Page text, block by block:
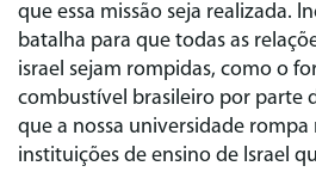
que essa missão seja realizada.
batalha para que todas as
israel sejam rompidas, como o
combustível brasileiro por parte
que a nossa universidade rompa
instituições de ensino de Israel